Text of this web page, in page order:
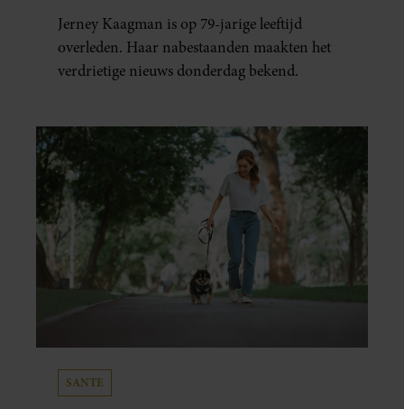
Jerney Kaagman is op 79-jarige leeftijd
overleden. Haar nabestaanden maakten het
verdrietige nieuws donderdag bekend.
SANTE